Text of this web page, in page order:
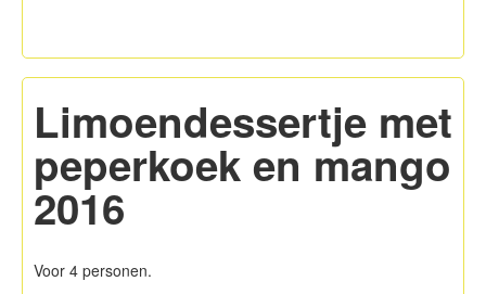
Lid worden!
Privacy
Limoendessertje met
peperkoek en mango
2016
Voor 4 personen.